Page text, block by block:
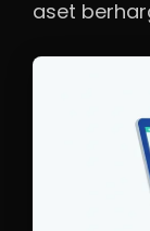
aset